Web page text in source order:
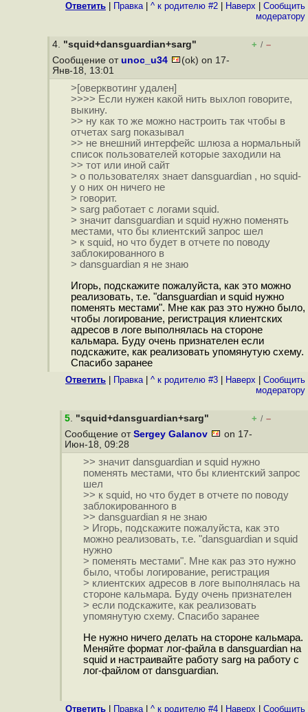
Ответить Правка| ^ к родителю #2 Наверх
Cообщить
модератору
4. "squid+dansguardian+sarg" + / –
Сообщение от unoc_u34
(ok) on 17-
Янв-18, 13:01
>[оверквотинг удален]
>>>> Если нужен какой нить выхлоп говорите,
выкину.
>> ну как то же можно настроить так чтобы в
отчетах sarg показывал
>> не внешний интерфейс шлюза а нормальный
список пользователей которые заходили на
>> тот или иной сайт
> о пользователях знает dansguardian , но squid-
у о них он ничего не
> говорит.
> sarg работает с логами squid.
> значит dansguardian и squid нужно поменять
местами, что бы клиентский запрос шел
> к squid, но что будет в отчете по поводу
заблокированного в
> dansguardian я не знаю
Игорь, подскажите пожалуйста, как это можно
реализовать, т.е. "dansguardian и squid нужно
поменять местами". Мне как раз это нужно было,
чтобы логирование, регистрация клиентских
адресов в логе выполнялась на стороне
кальмара. Буду очень признателен если
подскажите, как реализовать упомянутую схему.
Спасибо заранее
Ответить Правка| ^ к родителю #3 Наверх
Cообщить
модератору
5. "squid+dansguardian+sarg" + / –
Сообщение от Sergey Galanov
on 17-
Июн-18, 09:28
>> значит dansguardian и squid нужно
поменять местами, что бы клиентский запрос
шел
>> к squid, но что будет в отчете по поводу
заблокированного в
>> dansguardian я не знаю
> Игорь, подскажите пожалуйста, как это
можно реализовать, т.е. "dansguardian и squid
нужно
> поменять местами". Мне как раз это нужно
было, чтобы логирование, регистрация
> клиентских адресов в логе выполнялась на
стороне кальмара. Буду очень признателен
> если подскажите, как реализовать
упомянутую схему. Спасибо заранее
Не нужно ничего делать на стороне кальмара.
Меняйте формат лог-файла в dansguardian на
squid и настраивайте работу sarg на работу с
лог-файлом от dansguardian.
Ответить Правка| ^ к родителю #4 Наверх Cообщить